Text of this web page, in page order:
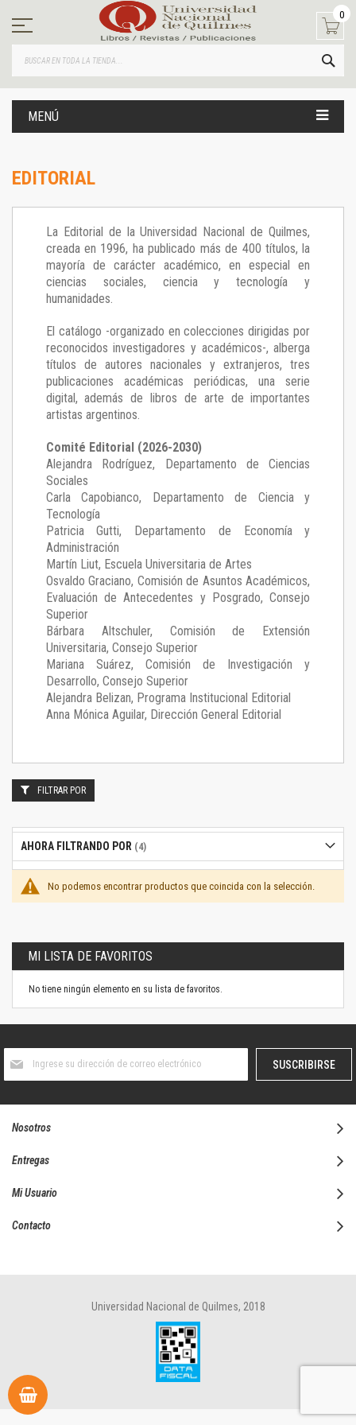
contenido
0
MENÚ
EDITORIAL
La Editorial de la Universidad Nacional de Quilmes,
creada en 1996, ha publicado más de 400 títulos, la
mayoría de carácter académico, en especial en
ciencias sociales, ciencia y tecnología y
humanidades.
El catálogo -organizado en colecciones dirigidas por
reconocidos investigadores y académicos-, alberga
títulos de autores nacionales y extranjeros, tres
publicaciones académicas periódicas, una serie
digital, además de libros de arte de importantes
artistas argentinos.
Comité Editorial (2026-2030)
Alejandra Rodríguez, Departamento de Ciencias
Sociales
Carla Capobianco, Departamento de Ciencia y
Tecnología
Patricia Gutti, Departamento de Economía y
Administración
Martín Liut, Escuela Universitaria de Artes
Osvaldo Graciano, Comisión de Asuntos Académicos,
Evaluación de Antecedentes y Posgrado, Consejo
Superior
Bárbara Altschuler, Comisión de Extensión
Universitaria, Consejo Superior
Mariana Suárez, Comisión de Investigación y
Desarrollo, Consejo Superior
Alejandra Belizan, Programa Institucional Editorial
Anna Mónica Aguilar, Dirección General Editorial
No podemos encontrar productos que coincida con la selección.
FILTRAR POR
AHORA FILTRANDO POR
MI LISTA DE FAVORITOS
No tiene ningún elemento en su lista de favoritos.
boletín
SUSCRIBIRSE
Nosotros
Entregas
Mi Usuario
Contacto
Universidad Nacional de Quilmes, 2018